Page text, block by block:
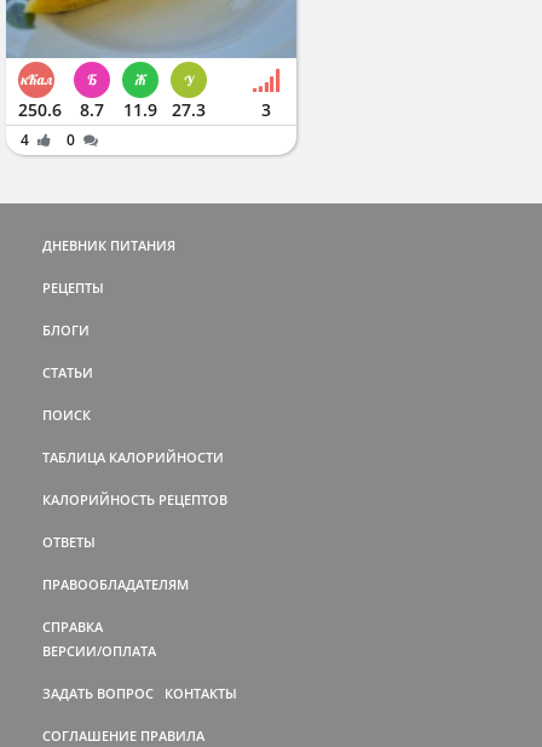
250.6 8.7 11.9 27.3 3
4 0
ДНЕВНИК ПИТАНИЯ
РЕЦЕПТЫ
БЛОГИ
СТАТЬИ
ПОИСК
ТАБЛИЦА КАЛОРИЙНОСТИ
КАЛОРИЙНОСТЬ РЕЦЕПТОВ
ОТВЕТЫ
ПРАВООБЛАДАТЕЛЯМ
СПРАВКА
ВЕРСИИ/ОПЛАТА
ЗАДАТЬ ВОПРОС КОНТАКТЫ
СОГЛАШЕНИЕ ПРАВИЛА